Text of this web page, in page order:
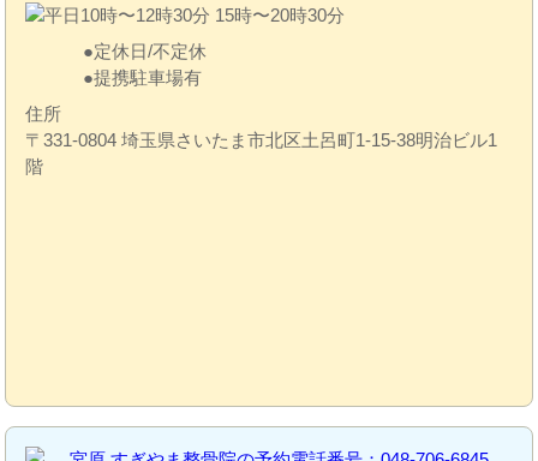
定休日/不定休
提携駐車場有
住所
〒331-0804 埼玉県さいたま市北区土呂町1-15-38明治ビル1
階